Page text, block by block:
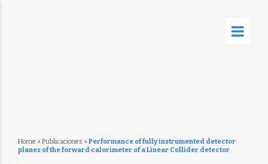
Home » Publicaciones » Performance of fully instrumented detector
planes of the forward calorimeter of a Linear Collider detector